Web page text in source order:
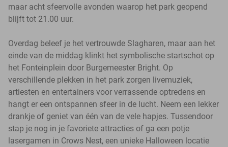
maar acht sfeervolle avonden waarop het park geopend
blijft tot 21.00 uur.
Overdag beleef je het vertrouwde Slagharen, maar aan het
einde van de middag klinkt het symbolische startschot op
het Fonteinplein door Burgemeester Bright. Op
verschillende plekken in het park zorgen livemuziek,
artiesten en entertainers voor verrassende optredens en
hangt er een ontspannen sfeer in de lucht. Neem een lekker
drankje of geniet van één van de vele hapjes. Tussendoor
stap je nog in je favoriete attracties of ga een potje
lasergamen in Crows Nest, een unieke Halloween locatie